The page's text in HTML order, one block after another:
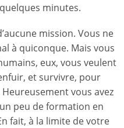
minutes.
mission. Vous ne
à quiconque. Mais vous
eux, vous veulent
et survivre, pour
vous avez
peu de formation en
fait, à la limite de votre